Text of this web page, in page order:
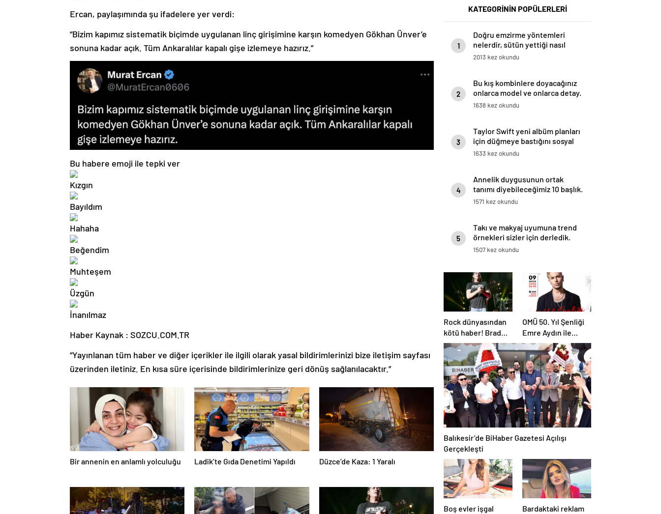
Ercan, paylaşımında şu ifadelere yer verdi:
“Bizim kapımız sistematik biçimde uygulanan linç girişimine karşın komedyen Gökhan Ünver’e
sonuna kadar açık. Tüm Ankaralılar kapalı gişe izlemeye hazırız.”
Bu habere emoji ile tepki ver
Haber Kaynak : SOZCU.COM.TR
“Yayınlanan tüm haber ve diğer içerikler ile ilgili olarak yasal bildirimlerinizi bize iletişim sayfası
üzerinden iletiniz. En kısa süre içerisinde bildirimlerinize geri dönüş sağlanılacaktır.”
Bir annenin en anlamlı yolculuğu Ladik’te Gıda Denetimi Yapıldı Düzce’de Kaza: 1 Yaralı
KATEGORİNİN POPÜLERLERİ
1
Doğru emzirme yöntemleri
nelerdir, sütün yettiği nasıl
anlaşılır?
2013 kez okundu
2
Bu kış kombinlere doyacağınız
onlarca model ve onlarca detay.
1638 kez okundu
3
Taylor Swift yeni albüm planları
için düğmeye bastığını sosyal
medyadan duyurdu!
1633 kez okundu
4
Annelik duygusunun ortak
tanımı diyebileceğimiz 10 başlık.
1571 kez okundu
5
Takı ve makyaj uyumuna trend
örnekleri sizler için derledik.
1507 kez okundu
Rock dünyasından
kötü haber! Brad
Arnold dördüncü
evre kanser
OMÜ 50. Yıl Şenliği
Emre Aydın ile
Başlıyor
Balıkesir’de BiHaber Gazetesi Açılışı
Gerçekleşti
Boş evler işgal
Bardaktaki reklam